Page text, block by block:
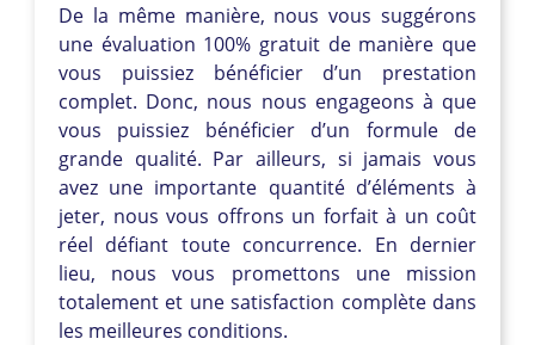
De la même manière, nous vous suggérons
une évaluation 100% gratuit de manière que
vous puissiez bénéficier d’un prestation
complet. Donc, nous nous engageons à que
vous puissiez bénéficier d’un formule de
grande qualité. Par ailleurs, si jamais vous
avez une importante quantité d’éléments à
jeter, nous vous offrons un forfait à un coût
réel défiant toute concurrence. En dernier
lieu, nous vous promettons une mission
totalement et une satisfaction complète dans
les meilleures conditions.